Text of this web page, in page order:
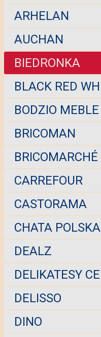
ARHELAN
AUCHAN
BIEDRONKA
BLACK RED
BODZIO MEBLE
BRICOMAN
BRICOMARCHÉ
CARREFOUR
CASTORAMA
CHATA POLSKA
DEALZ
DELIKATESY
DELISSO
DINO